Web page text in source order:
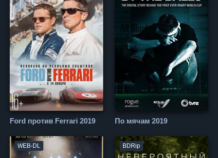
Ford против Ferrari 2019 По мячам 2019
WEB-DL BDRip